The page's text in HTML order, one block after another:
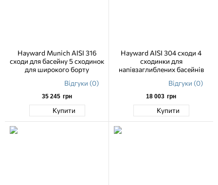
Hayward Munich AISI 316
сходи для басейну 5 сходинок
для широкого борту
Відгуки (0)
35 245 грн
Купити
Hayward AISI 304 сходи 4
сходинки для
напівзаглиблених басейнів
Відгуки (0)
18 003 грн
Купити